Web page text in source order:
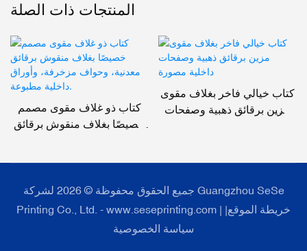
المنتجات ذات الصلة
كتاب ذو غلاف مقوى مصمم
خصيصًا بغلاف منقوش برقائق
كتاب خيالي فاخر بغلاف مقوى
مزين برقائق ذهبية وصفحات
جميع الحقوق محفوظة © 2026 لشركة Guangzhou SeSe
Printing Co., Ltd. - www.seseprinting.com | خريطة الموقع|
سياسة الخصوصية